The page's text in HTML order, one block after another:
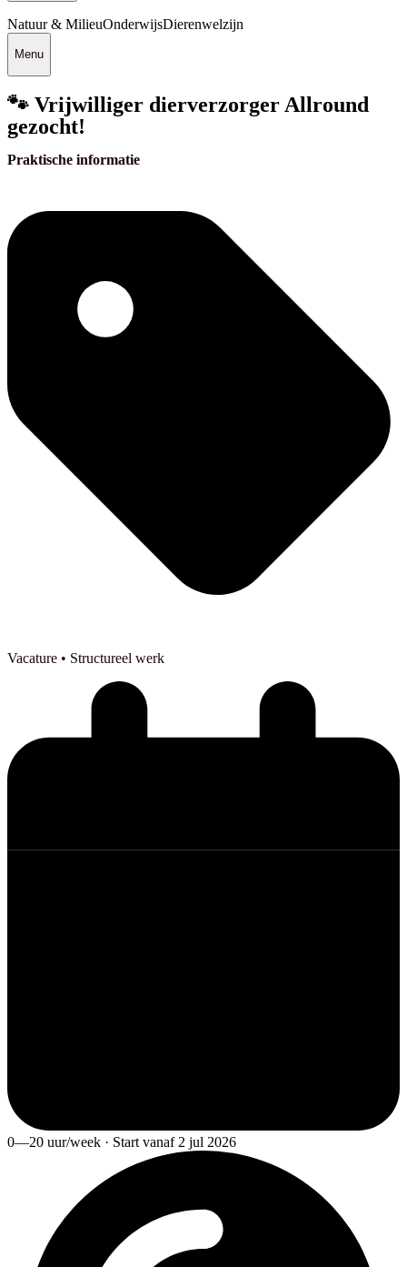
Natuur & MilieuOnderwijsDierenwelzijn
Menu
🐾 Vrijwilliger dierverzorger Allround
gezocht!
Praktische informatie
Vacature • Structureel werk
0—20 uur/week · Start vanaf 2 jul 2026